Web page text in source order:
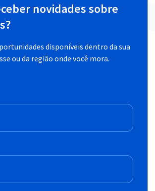
novidades sobre
disponíveis dentro da sua
ou da região onde você mora.